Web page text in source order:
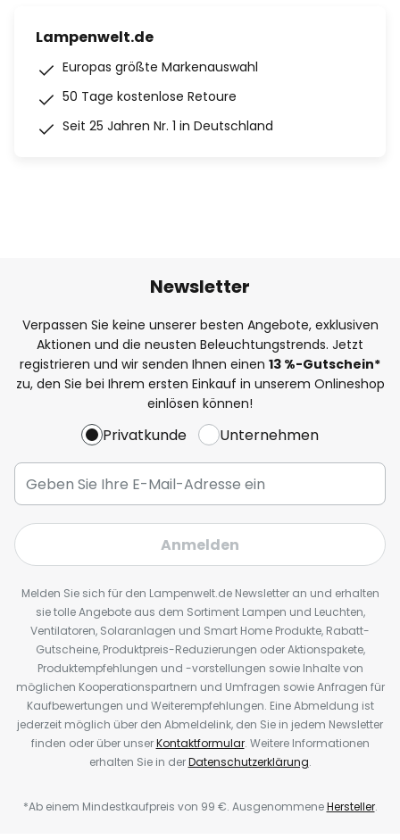
Lampenwelt.de
Europas größte Markenauswahl
50 Tage kostenlose Retoure
Seit 25 Jahren Nr. 1 in Deutschland
Newsletter
Verpassen Sie keine unserer besten Angebote, exklusiven
Aktionen und die neusten Beleuchtungstrends. Jetzt
registrieren und wir senden Ihnen einen 13 %-Gutschein*
zu, den Sie bei Ihrem ersten Einkauf in unserem Onlineshop
einlösen können!
Privatkunde Unternehmen
Anmelden
Melden Sie sich für den Lampenwelt.de Newsletter an und erhalten
sie tolle Angebote aus dem Sortiment Lampen und Leuchten,
Ventilatoren, Solaranlagen und Smart Home Produkte, Rabatt-
Gutscheine, Produktpreis-Reduzierungen oder Aktionspakete,
Produktempfehlungen und -vorstellungen sowie Inhalte von
möglichen Kooperationspartnern und Umfragen sowie Anfragen für
Kaufbewertungen und Weiterempfehlungen. Eine Abmeldung ist
jederzeit möglich über den Abmeldelink, den Sie in jedem Newsletter
finden oder über unserKontaktformular. Weitere Informationen
erhalten Sie in derDatenschutzerklärung.
*Ab einem Mindestkaufpreis von 99 €. AusgenommeneHersteller.